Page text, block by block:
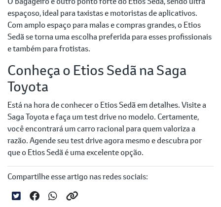
espaçoso, ideal para taxistas e motoristas de aplicativos.
Com amplo espaço para malas e compras grandes, o Etios
Sedã se torna uma escolha preferida para esses profissionais
e também para frotistas.
Conheça o Etios Sedã na Saga
Toyota
Está na hora de conhecer o Etios Sedã em detalhes. Visite a
Saga Toyota e faça um test drive no modelo. Certamente,
você encontrará um carro racional para quem valoriza a
razão. Agende seu test drive agora mesmo e descubra por
que o Etios Sedã é uma excelente opção.
Compartilhe esse artigo nas redes sociais: